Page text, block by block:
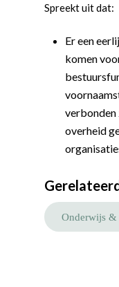
Spreekt uit dat:
Er een
komen
verbonden
overheid
Onderwijs &